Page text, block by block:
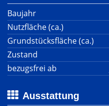
Baujahr
Nutzfläche (ca.)
Grundstücksfläche (ca.)
Zustand
bezugsfrei ab
Ausstattung